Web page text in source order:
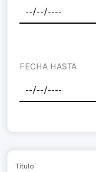
FECHA HASTA
Título